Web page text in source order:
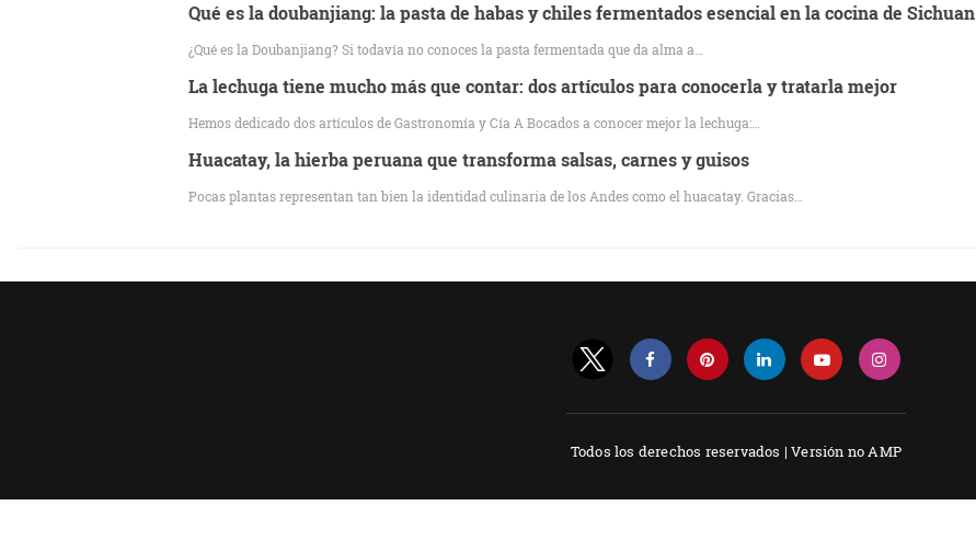
Qué es la doubanjiang: la pasta de habas y chiles fermentados esencial en la cocina de Sichuan
¿Qué es la Doubanjiang? Si todavía no conoces la pasta fermentada que da alma a…
La lechuga tiene mucho más que contar: dos artículos para conocerla y tratarla mejor
Hemos dedicado dos artículos de Gastronomía y Cía A Bocados a conocer mejor la lechuga:…
Huacatay, la hierba peruana que transforma salsas, carnes y guisos
Pocas plantas representan tan bien la identidad culinaria de los Andes como el huacatay. Gracias…
Todos los derechos reservados |Versión no AMP